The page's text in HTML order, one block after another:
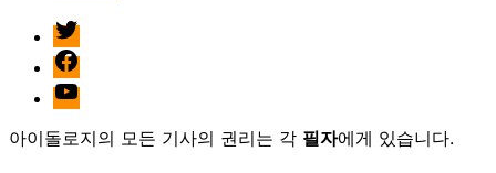
twitter
facebook
Youtube
아이돌로지의 모든 기사의 권리는 각 필자에게 있습니다.